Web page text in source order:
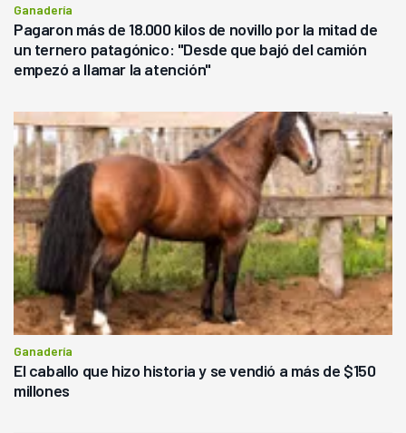
Ganadería
Pagaron más de 18.000 kilos de novillo por la mitad de
un ternero patagónico: "Desde que bajó del camión
empezó a llamar la atención"
Ganadería
El caballo que hizo historia y se vendió a más de $150
millones